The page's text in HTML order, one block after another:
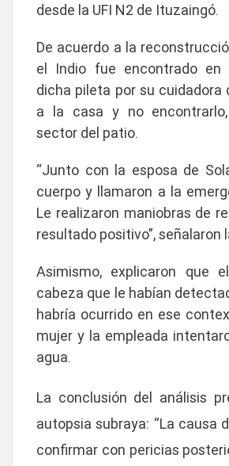
desde la UFI N2 de Ituzaingó.
De acuerdo a la
el Indio fue encontrado en
dicha pileta por su cuidadora
a la casa y no
sector del patio.
“Junto con la esposa de
cuerpo y llamaron a la
Le realizaron maniobras de
resultado positivo”, señalaron
Asimismo, explicaron que
cabeza que le habían
habría ocurrido en ese
mujer y la empleada
agua.
La conclusión del análisis
autopsia subraya: “La causa
confirmar con pericias